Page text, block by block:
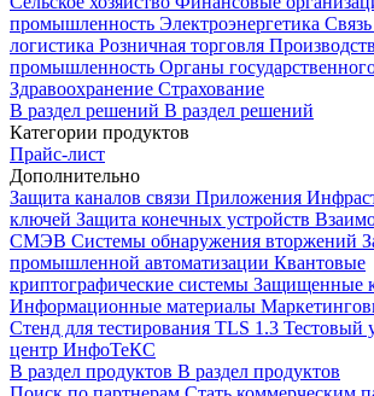
промышленность Электроэнергетика Связь
логистика Розничная торговля
промышленность Органы
Здравоохранение Страхование
В раздел решений В раздел решений
Категории продуктов
Прайс-лист
Дополнительно
Защита каналов связи Приложения
ключей Защита конечных устройств
СМЭВ Системы обнаружения вторжений
промышленной автоматизации Квантовые
криптографические системы Защищенные
Информационные материалы
Стенд для тестирования TLS 1.3 Тестовый
центр ИнфоТеКС
В раздел продуктов В раздел продуктов